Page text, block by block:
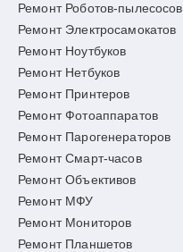
Ремонт Роботов-пылесосов
Ремонт Электросамокатов
Ремонт Ноутбуков
Ремонт Нетбуков
Ремонт Принтеров
Ремонт Фотоаппаратов
Ремонт Парогенераторов
Ремонт Смарт-часов
Ремонт Объективов
Ремонт МФУ
Ремонт Мониторов
Ремонт Планшетов